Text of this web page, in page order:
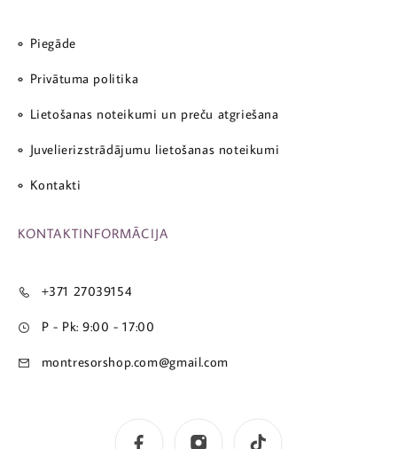
Piegāde
Privātuma politika
Lietošanas noteikumi un preču atgriešana
Juvelierizstrādājumu lietošanas noteikumi
Kontakti
KONTAKTINFORMĀCIJA
+371 27039154
P - Pk: 9:00 - 17:00
montresorshop.com@gmail.com